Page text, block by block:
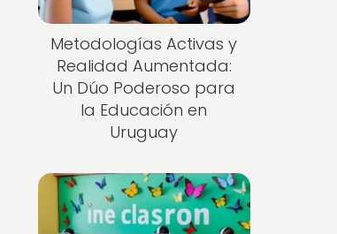
Metodologías Activas y
Realidad Aumentada:
Un Dúo Poderoso para
la Educación en
Uruguay